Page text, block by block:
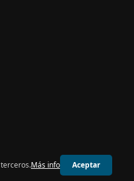
La Rioja Más info Aceptar